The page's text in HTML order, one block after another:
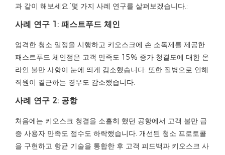
과 같이 해보세요.’몇 가지 사례 연구를 살펴보겠습니다.:
사례 연구 1: 패스트푸드 체인
엄격한 청소 일정을 시행하고 키오스크에 손 소독제를 제공한
패스트푸드 체인점은 고객 만족도 15% 증가 청결도에 대한 온
라인 불만 사항이 눈에 띄게 감소했습니다. 또한 질병으로 인해
직원이 결근하는 경우도 감소했습니다.
사례 연구 2: 공항
처음에는 키오스크 청결을 소홀히 했던 공항에서 고객 불만 급
증 사용자 만족도 점수도 하락했습니다. 개선된 청소 프로토콜
을 구현하고 항균 기술을 통합한 후 고객 피드백과 키오스크 사